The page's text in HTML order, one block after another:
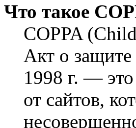
Что такое
COPPA
Акт о защите
1998 г. —
от сайтов,